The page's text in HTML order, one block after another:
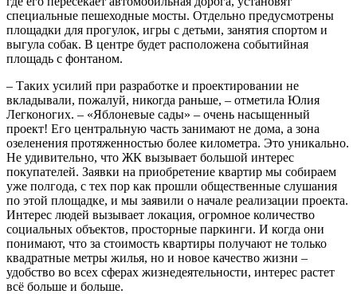
специальные пешеходные мосты. Отдельно предусмотрены
площадки для прогулок, игры с детьми, занятия спортом и
выгула собак. В центре будет расположена событийная
площадь с фонтаном.
– Таких усилий при разработке и проектировании не
вкладывали, пожалуй, никогда раньше, – отметила Юлия
Легконогих. – «Яблоневые сады» – очень насыщенный
проект! Его центральную часть занимают не дома, а зона
озеленения протяженностью более километра. Это уникально.
Не удивительно, что ЖК вызывает большой интерес
покупателей. Заявки на приобретение квартир мы собираем
уже полгода, с тех пор как прошли общественные слушания
по этой площадке, и мы заявили о начале реализации проекта.
Интерес людей вызывает локация, огромное количество
социальных объектов, просторные паркинги. И когда они
понимают, что за стоимость квартиры получают не только
квадратные метры жилья, но и новое качество жизни –
удобство во всех сферах жизнедеятельности, интерес растет
всё больше и больше.